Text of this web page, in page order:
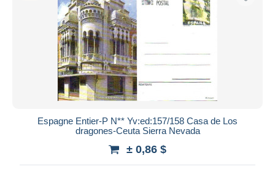
Espagne Entier-P N** Yv:ed:157/158 Casa de Los
dragones-Ceuta Sierra Nevada
± 0,86 $